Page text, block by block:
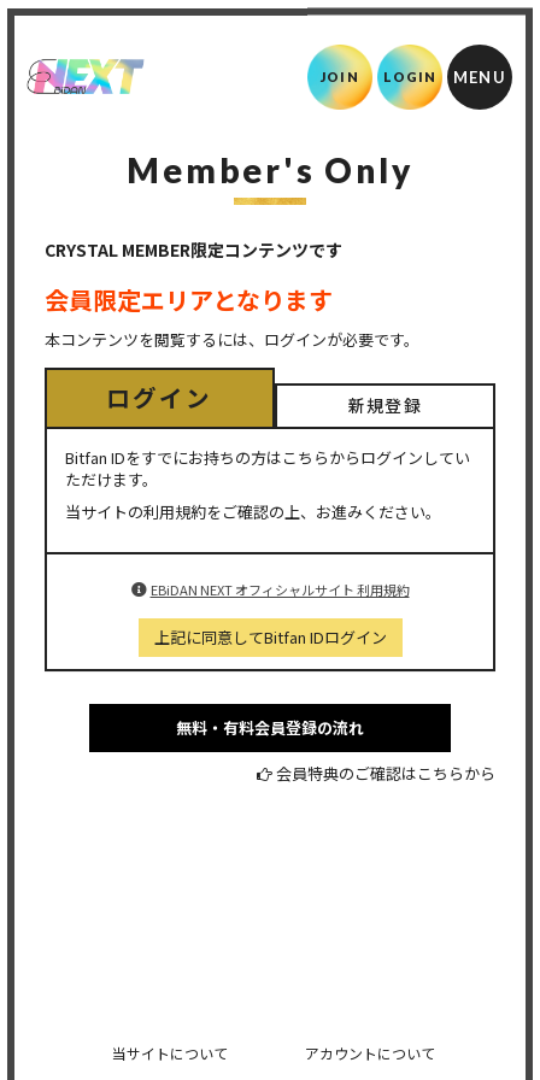
JOIN LOGIN
Member's Only
CRYSTAL MEMBER限定コンテンツです
会員限定エリアとなります
本コンテンツを閲覧するには、ログインが必要です。
ログイン 新規登録
Bitfan IDをすでにお持ちの方はこちらからログインしてい
ただけます。
当サイトの利用規約をご確認の上、お進みください。
EBiDAN NEXT オフィシャルサイト 利用規約
上記に同意してBitfan IDログイン
無料・有料会員登録の流れ
会員特典のご確認はこちらから
当サイトについて アカウントについて